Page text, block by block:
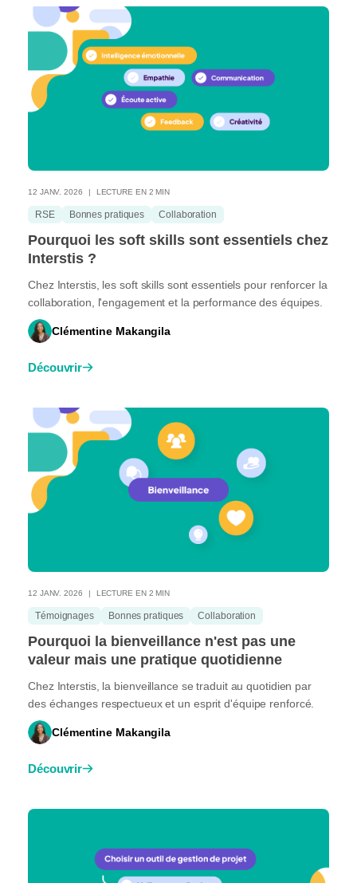
12 JANV. 2026 LECTURE EN 2 MIN
RSE Bonnes pratiques Collaboration
Pourquoi les soft skills sont essentiels chez
Interstis ?
Chez Interstis, les soft skills sont essentiels pour renforcer la
collaboration, l'engagement et la performance des équipes.
Clémentine Makangila
Découvrir
12 JANV. 2026 LECTURE EN 2 MIN
Témoignages Bonnes pratiques Collaboration
Pourquoi la bienveillance n'est pas une
valeur mais une pratique quotidienne
Chez Interstis, la bienveillance se traduit au quotidien par
des échanges respectueux et un esprit d'équipe renforcé.
Clémentine Makangila
Découvrir